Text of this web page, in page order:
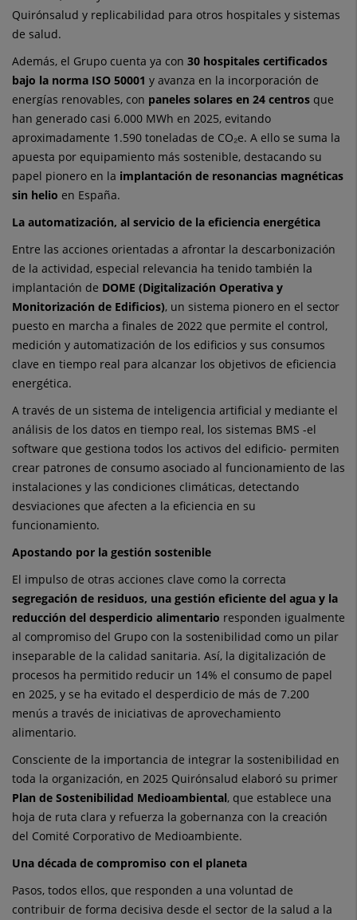
Quirónsalud y replicabilidad para otros hospitales y sistemas
de salud.
Además, el Grupo cuenta ya con 30 hospitales certificados
bajo la norma ISO 50001 y avanza en la incorporación de
energías renovables, con paneles solares en 24 centros que
han generado casi 6.000 MWh en 2025, evitando
aproximadamente 1.590 toneladas de CO₂e. A ello se suma la
apuesta por equipamiento más sostenible, destacando su
papel pionero en la implantación de resonancias magnéticas
sin helio en España.
La automatización, al servicio de la eficiencia energética
Entre las acciones orientadas a afrontar la descarbonización
de la actividad, especial relevancia ha tenido también la
implantación de DOME (Digitalización Operativa y
Monitorización de Edificios), un sistema pionero en el sector
puesto en marcha a finales de 2022 que permite el control,
medición y automatización de los edificios y sus consumos
clave en tiempo real para alcanzar los objetivos de eficiencia
energética.
A través de un sistema de inteligencia artificial y mediante el
análisis de los datos en tiempo real, los sistemas BMS -el
software que gestiona todos los activos del edificio- permiten
crear patrones de consumo asociado al funcionamiento de las
instalaciones y las condiciones climáticas, detectando
desviaciones que afecten a la eficiencia en su
funcionamiento.
Apostando por la gestión sostenible
El impulso de otras acciones clave como la correcta
segregación de residuos, una gestión eficiente del agua y la
reducción del desperdicio alimentario responden igualmente
al compromiso del Grupo con la sostenibilidad como un pilar
inseparable de la calidad sanitaria. Así, la digitalización de
procesos ha permitido reducir un 14% el consumo de papel
en 2025, y se ha evitado el desperdicio de más de 7.200
menús a través de iniciativas de aprovechamiento
alimentario.
Consciente de la importancia de integrar la sostenibilidad en
toda la organización, en 2025 Quirónsalud elaboró su primer
Plan de Sostenibilidad Medioambiental, que establece una
hoja de ruta clara y refuerza la gobernanza con la creación
del Comité Corporativo de Medioambiente.
Una década de compromiso con el planeta
Pasos, todos ellos, que responden a una voluntad de
contribuir de forma decisiva desde el sector de la salud a la